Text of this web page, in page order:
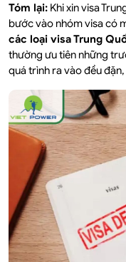
Tóm lại: Khi xin visa
bước vào nhóm visa có
các loại visa Trung
thường ưu tiên những
quá trình ra vào đều